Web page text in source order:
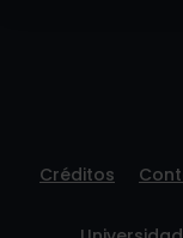
Créditos